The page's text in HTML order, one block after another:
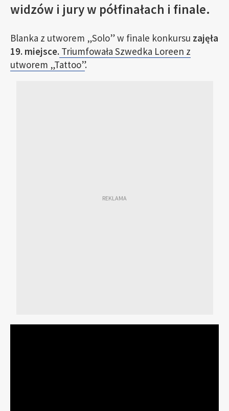
widzów i jury w półfinałach i finale.
Blanka z utworem „Solo” w finale konkursu zajęła
19. miejsce. Triumfowała Szwedka Loreen z
utworem „Tattoo”.